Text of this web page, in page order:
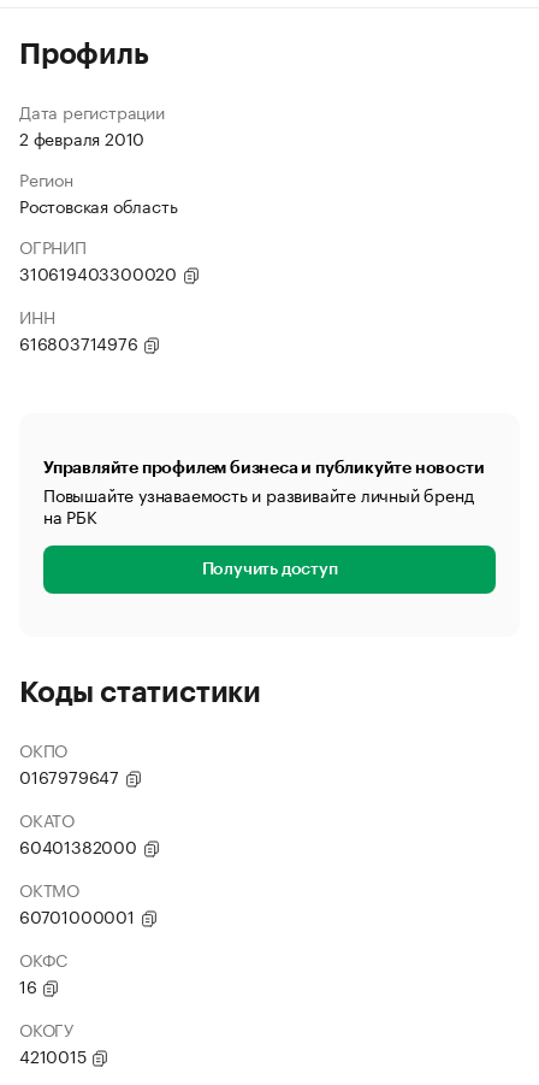
Профиль
Дата регистрации
2 февраля 2010
Регион
Ростовская область
ОГРНИП
310619403300020
ИНН
616803714976
Управляйте профилем бизнеса и публикуйте новости
Повышайте узнаваемость и развивайте личный бренд
на РБК
Получить доступ
Коды статистики
ОКПО
0167979647
ОКАТО
60401382000
ОКТМО
60701000001
ОКФС
16
ОКОГУ
4210015